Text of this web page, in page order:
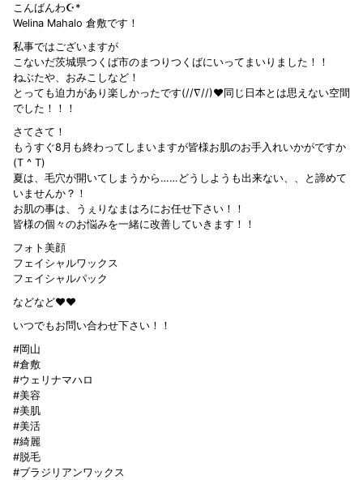
こんばんわ☪*
Welina Mahalo 倉敷です！
私事ではございますが
こないだ茨城県つくば市のまつりつくばにいってまいりました！！
ねぶたや、おみこしなど！
とっても迫力があり楽しかったです(//∇//)❤同じ日本とは思えない空間
でした！！！
さてさて！
もうすぐ8月も終わってしまいますが皆様お肌のお手入れいかがですか
(T ^ T)
夏は、毛穴が開いてしまうから……どうしようも出来ない、、と諦めて
いませんか？！
お肌の事は、うぇりなまはろにお任せ下さい！！
皆様の個々のお悩みを一緒に改善していきます！！
フォト美顔
フェイシャルワックス
フェイシャルパック
などなど❤❤
いつでもお問い合わせ下さい！！
#岡山
#倉敷
#ウェリナマハロ
#美容
#美肌
#美活
#綺麗
#脱毛
#ブラジリアンワックス